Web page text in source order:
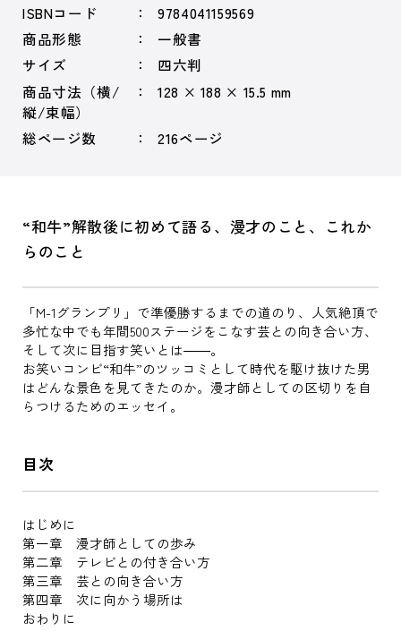
ISBNコード
9784041159569
商品形態
一般書
サイズ
四六判
商品寸法（横/
縦/束幅）
128 × 188 × 15.5 mm
総ページ数 216ページ
“和牛”解散後に初めて語る、漫才のこと、これか
らのこと
「M-1グランプリ」で準優勝するまでの道のり、人気絶頂で
多忙な中でも年間500ステージをこなす芸との向き合い方、
そして次に目指す笑いとは――。
お笑いコンビ“和牛”のツッコミとして時代を駆け抜けた男
はどんな景色を見てきたのか。漫才師としての区切りを自
らつけるためのエッセイ。
目次
はじめに
第一章 漫才師としての歩み
第二章 テレビとの付き合い方
第三章 芸との向き合い方
第四章 次に向かう場所は
おわりに